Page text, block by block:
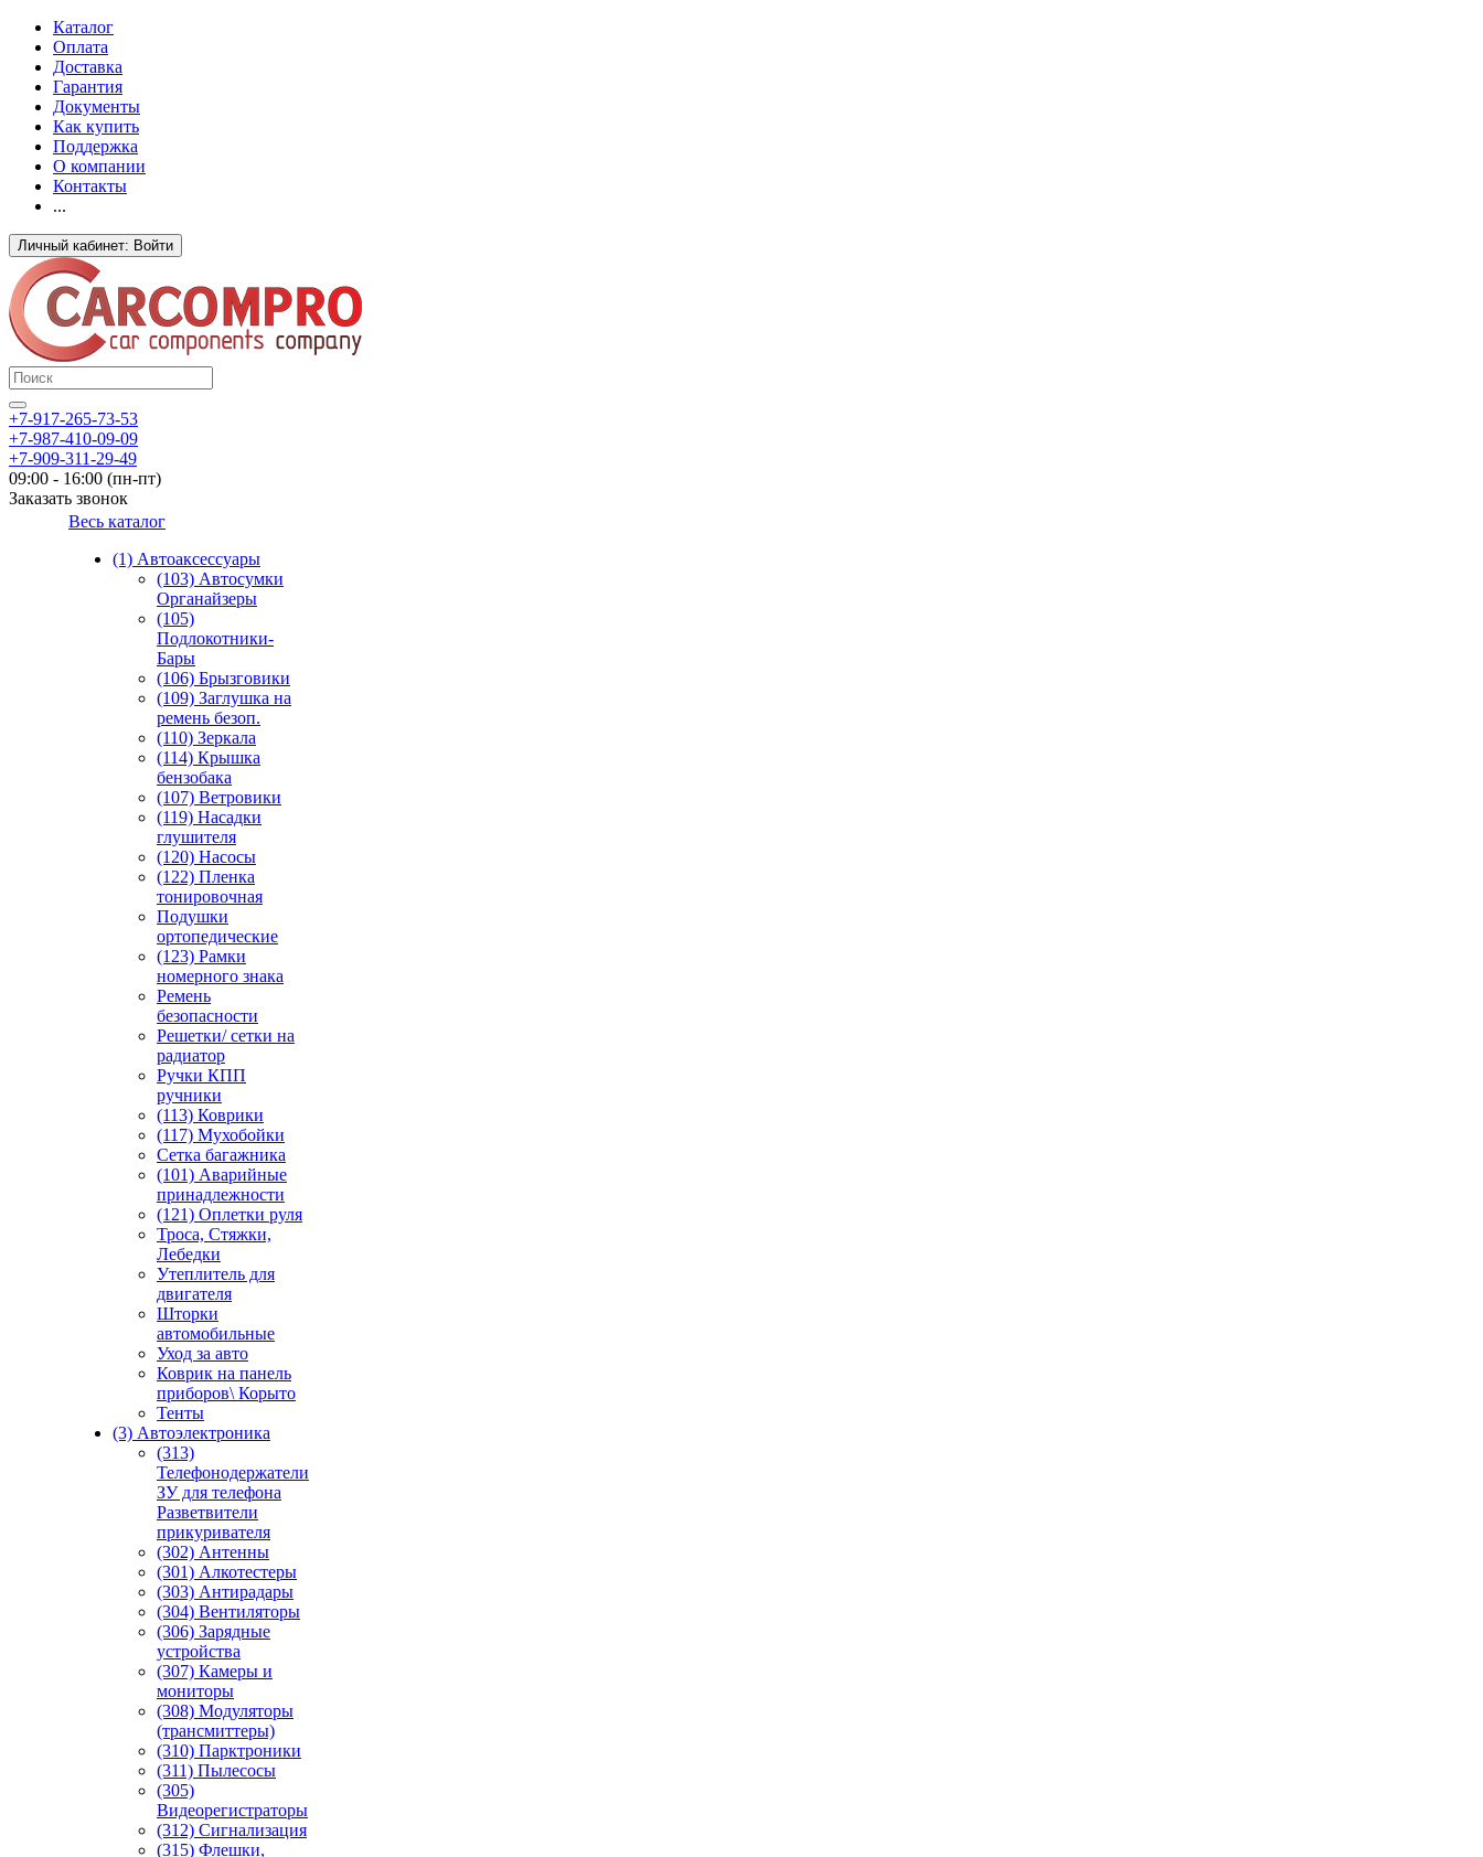
Каталог
Оплата
Доставка
Гарантия
Документы
Как купить
Поддержка
О компании
Контакты
...
Личный кабинет: Войти
+7-917-265-73-53
+7-987-410-09-09
+7-909-311-29-49
09:00 - 16:00 (пн-пт)
Заказать звонок
Весь каталог
(1) Автоаксессуары
(103) Автосумки
Органайзеры
(105)
Подлокотники-
Бары
(106) Брызговики
(109) Заглушка на
ремень безоп.
(110) Зеркала
(114) Крышка
бензобака
(107) Ветровики
(119) Насадки
глушителя
(120) Насосы
(122) Пленка
тонировочная
Подушки
ортопедические
(123) Рамки
номерного знака
Ремень
безопасности
Решетки/ сетки на
радиатор
Ручки КПП
ручники
(113) Коврики
(117) Мухобойки
Сетка багажника
(101) Аварийные
принадлежности
(121) Оплетки руля
Троса, Стяжки,
Лебедки
Утеплитель для
двигателя
Шторки
автомобильные
Уход за авто
Коврик на панель
приборов\ Корыто
Тенты
(3) Автоэлектроника
(313)
Телефонодержатели
ЗУ для телефона
Разветвители
прикуривателя
(302) Антенны
(301) Алкотестеры
(303) Антирадары
(304) Вентиляторы
(306) Зарядные
устройства
(307) Камеры и
мониторы
(308) Модуляторы
(трансмиттеры)
(310) Парктроники
(311) Пылесосы
(305)
Видеорегистраторы
(312) Сигнализация
(315) Флешки,